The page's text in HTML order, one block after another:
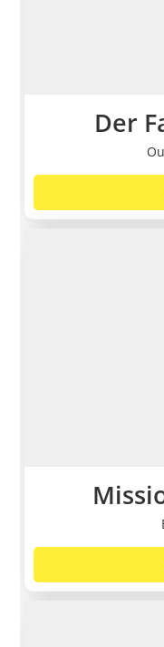
Der